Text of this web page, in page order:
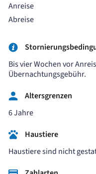
Anreise
Abreise
Bis vier Wochen vor
Übernachtungsgebühr.
Altersgrenzen
6 Jahre
Haustiere
Haustiere sind nicht